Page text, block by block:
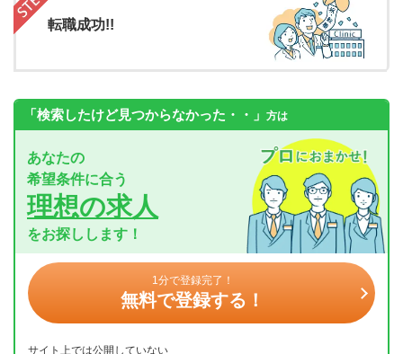
転職成功!!
「検索したけど見つからなかった・・」 方は
あなたの
希望条件に合う
理想の求人
をお探しします！
1分で登録完了！
無料で登録する！
サイト上では公開していない